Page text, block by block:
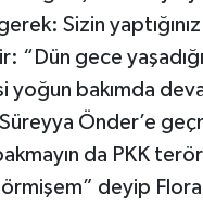
Sizin
“Dün gece
yoğun bakımda
Süreyya Önder’e
da PKK
deyip